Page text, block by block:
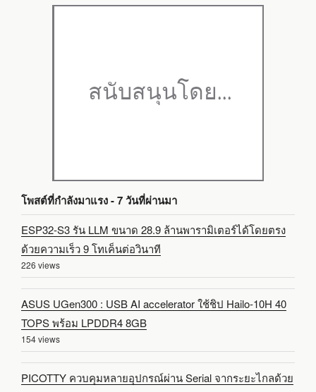
โพสต์ที่กำลังมาแรง - 7 วันที่ผ่านมา
ESP32-S3 รัน LLM ขนาด 28.9 ล้านพารามิเตอร์ได้โดยตรง
ด้วยความเร็ว 9 โทเค็นต่อวินาที
226 views
ASUS UGen300 : USB AI accelerator ใช้ชิป Hailo-10H 40
TOPS พร้อม LPDDR4 8GB
154 views
PICOTTY ควบคุมหลายอุปกรณ์ผ่าน Serial จากระยะไกลด้วย